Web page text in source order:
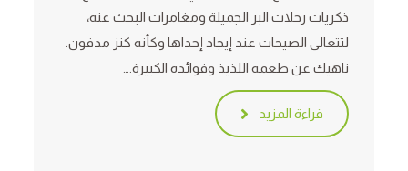
ذكريات رحلات البر الجميلة ومغامرات البحث عنه،
لتتعالى الصيحات عند إيجاد إحداها وكأنه كنز مدفون.
ناهيك عن طعمه اللذيذ وفوائده الكبيرة.…
قراءة المزيد